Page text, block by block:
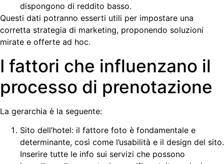
dispongono di reddito basso.
Questi dati potranno esserti utili per impostare una
corretta strategia di marketing, proponendo soluzioni
mirate e offerte ad hoc.
I fattori che influenzano il
processo di prenotazione
La gerarchia è la seguente:
Sito dell’hotel: il fattore foto è fondamentale e
determinante, così come l’usabilità e il design del sito.
Inserire tutte le info sui servizi che possono